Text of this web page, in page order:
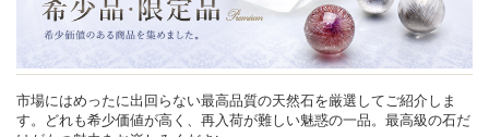
市場にはめったに出回らない最高品質の天然石を厳選してご紹介しま
す。どれも希少価値が高く、再入荷が難しい魅惑の一品。最高級の石だ